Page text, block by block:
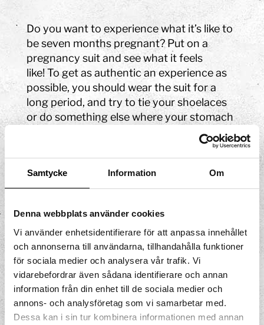
Samtycke Information Om
Denna webbplats använder cookies
Vi använder enhetsidentifierare för att anpassa innehållet
och annonserna till användarna, tillhandahålla funktioner
för sociala medier och analysera vår trafik. Vi
vidarebefordrar även sådana identifierare och annan
information från din enhet till de sociala medier och
annons- och analysföretag som vi samarbetar med.
Dessa kan i sin tur kombinera informationen med annan
Do you want to experience what it’s like to
be seven months pregnant? Put on a
pregnancy suit and see what it feels
like!To get as authentic an experience as
possible, you should wear the suit for a
long period, and try to tie your shoelaces
or do something else where your stomach
Here, you can learn more abouthow the
foetus develops during pregnancy